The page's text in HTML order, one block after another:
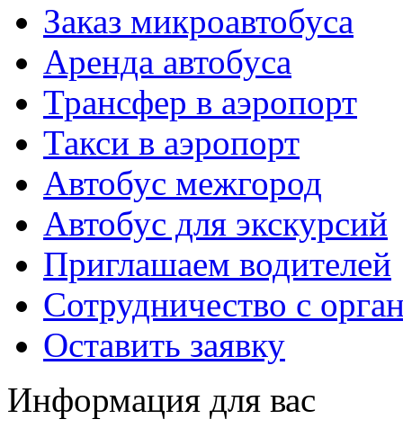
Заказ микроавтобуса
Аренда автобуса
Трансфер в аэропорт
Такси в аэропорт
Автобус межгород
Автобус для экскурсий
Приглашаем водителей
Сотрудничество с
Оставить заявку
Информация для вас